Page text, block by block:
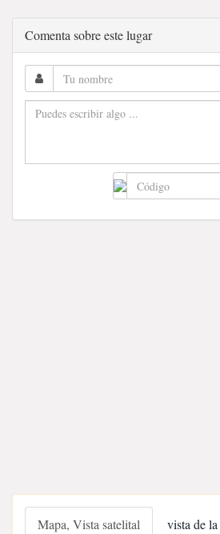
Comenta sobre este lugar
Mapa, Vista satelital vista de